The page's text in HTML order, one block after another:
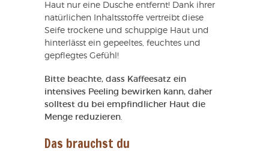
Haut nur eine Dusche entfernt! Dank ihrer
natürlichen Inhaltsstoffe vertreibt diese
Seife trockene und schuppige Haut und
hinterlässt ein gepeeltes, feuchtes und
gepflegtes Gefühl!
Bitte beachte, dass Kaffeesatz ein
intensives Peeling bewirken kann, daher
solltest du bei empfindlicher Haut die
Menge reduzieren
Das brauchst du